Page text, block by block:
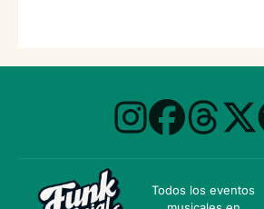
Todos los eventos